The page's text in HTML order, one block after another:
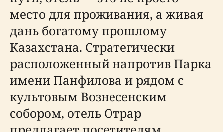
место для проживания, а живая
дань богатому прошлому
Казахстана. Стратегически
расположенный напротив Парка
имени Панфилова и рядом с
культовым Вознесенским
собором, отель Отрар